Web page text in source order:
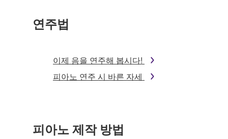
연주법
이제 음을 연주해 봅시다!
피아노 연주 시 바른 자세
피아노 제작 방법